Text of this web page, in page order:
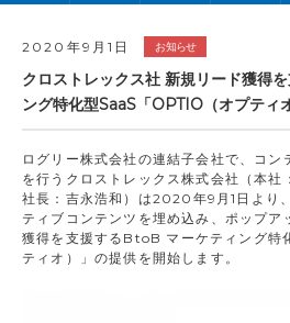
ブログ
事業内容
採用情報
IR
2020年9月1日 お知らせ
クロストレックス社 新規リード獲得
ング特化型SaaS「OPTIO（オプティ
ログリー株式会社の連結子会社で、コン
を行うクロストレックス株式会社（本社
社長：吉永浩和）は2020年9月1日より
ティブコンテンツを埋め込み、ポップア
獲得を支援するBtoB マーケティング
ティオ）」の提供を開始します。